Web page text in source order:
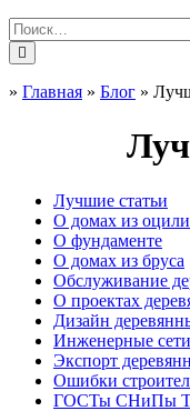
» Главная » Блог »
Лучшие статьи
О домах из
О фундаменте
О домах из бруса
Обслуживание
О проектах
Дизайн
Инженерные
Экспорт
Ошибки
ГОСТы СНиПы